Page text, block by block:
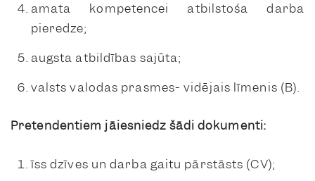
amata kompetencei atbilstoša darba
pieredze;
augsta atbildības sajūta;
valsts valodas prasmes- vidējais līmenis (B).
Pretendentiem jāiesniedz šādi dokumenti:
īss dzīves un darba gaitu pārstāsts (CV);